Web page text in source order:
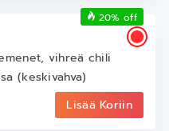
vihreä chili
(keskivahva)
Lisää Koriin
20% off